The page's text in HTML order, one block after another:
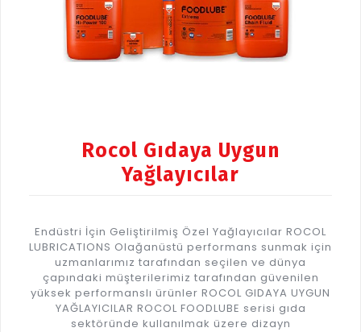
Rocol Gıdaya Uygun
Yağlayıcılar
Endüstri İçin Geliştirilmiş Özel Yağlayıcılar ROCOL
LUBRICATIONS Olağanüstü performans sunmak için
uzmanlarımız tarafından seçilen ve dünya
çapındaki müşterilerimiz tarafından güvenilen
yüksek performanslı ürünler ROCOL GIDAYA UYGUN
YAĞLAYICILAR ROCOL FOODLUBE serisi gıda
sektöründe kullanılmak üzere dizayn